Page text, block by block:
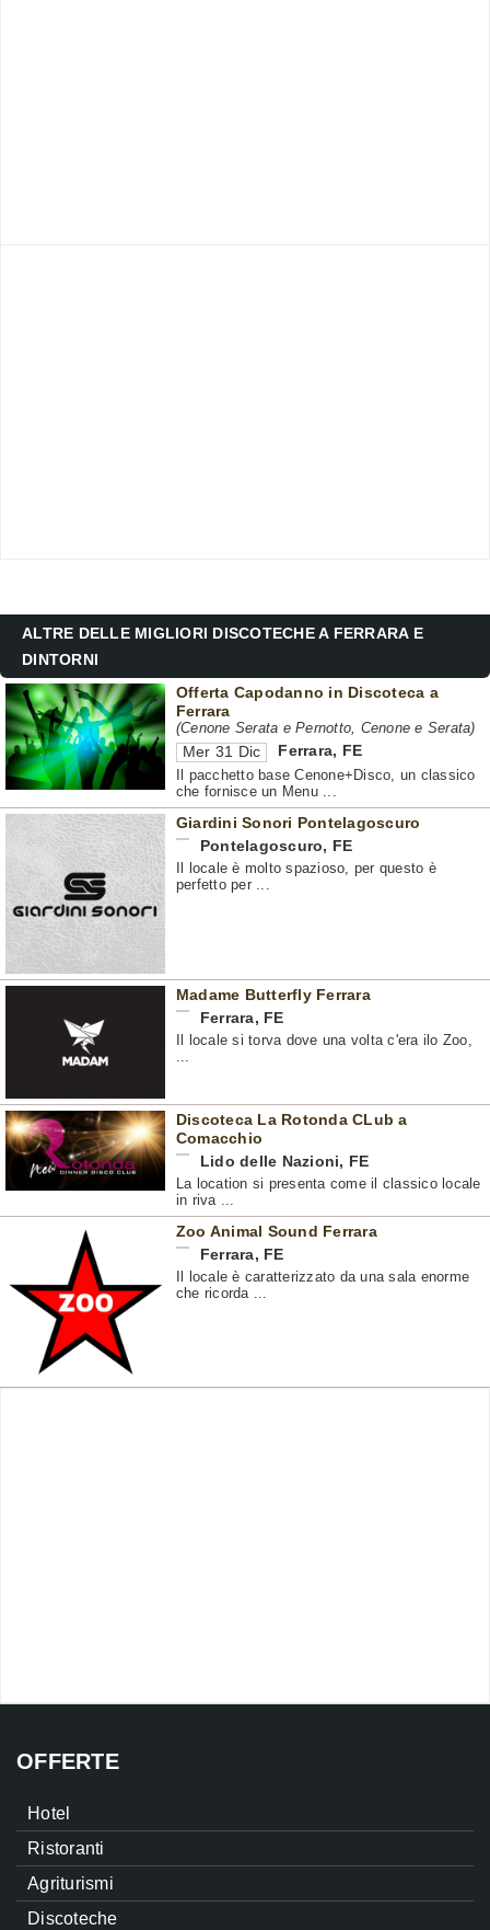
ALTRE DELLE MIGLIORI DISCOTECHE A FERRARA E
DINTORNI
Offerta Capodanno in Discoteca a
Ferrara
(Cenone Serata e Pernotto, Cenone e Serata)
Mer 31 Dic Ferrara, FE
Il pacchetto base Cenone+Disco, un classico
che fornisce un Menu ...
Giardini Sonori Pontelagoscuro
Pontelagoscuro, FE
Il locale è molto spazioso, per questo è
perfetto per ...
Madame Butterfly Ferrara
Ferrara, FE
Il locale si torva dove una volta c'era ilo Zoo,
Discoteca La Rotonda CLub a
Comacchio
Lido delle Nazioni, FE
La location si presenta come il classico locale
in riva ...
Zoo Animal Sound Ferrara
Ferrara, FE
Il locale è caratterizzato da una sala enorme
che ricorda ...
OFFERTE
Hotel
Ristoranti
Agriturismi
Discoteche